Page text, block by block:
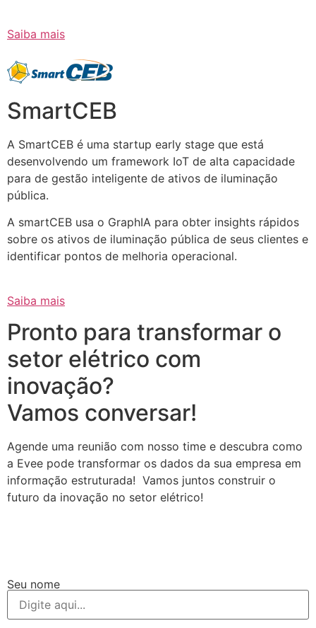
Saiba mais
SmartCEB
A SmartCEB é uma startup early stage que está
desenvolvendo um framework IoT de alta capacidade
para de gestão inteligente de ativos de iluminação
pública.
A smartCEB usa o GraphIA para obter insights rápidos
sobre os ativos de iluminação pública de seus clientes e
identificar pontos de melhoria operacional.
Saiba mais
Pronto para transformar o
setor elétrico com
inovação?
Vamos conversar!
Agende uma reunião com nosso time e descubra como
a Evee pode transformar os dados da sua empresa em
informação estruturada! Vamos juntos construir o
futuro da inovação no setor elétrico!
Seu nome